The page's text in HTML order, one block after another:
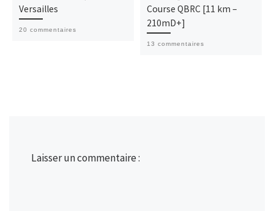
Versailles
20 commentaires
Course QBRC [11 km –
210mD+]
13 commentaires
Laisser un commentaire :